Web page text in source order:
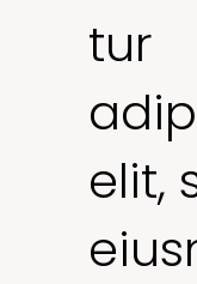
tur
elit,